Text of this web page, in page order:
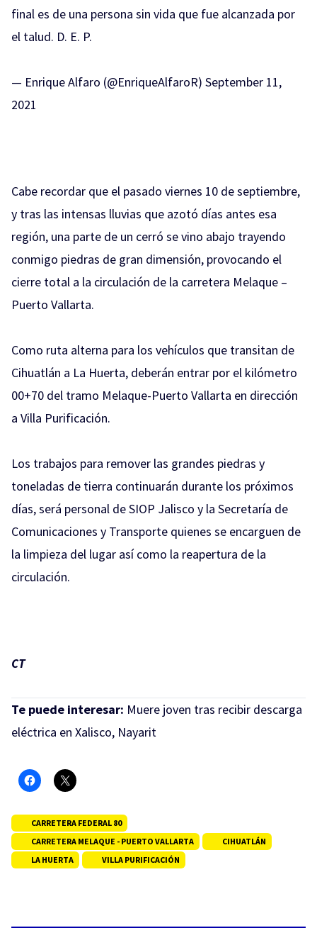
final es de una persona sin vida que fue alcanzada por
el talud. D. E. P.
— Enrique Alfaro (@EnriqueAlfaroR) September 11,
2021
Cabe recordar que el pasado viernes 10 de septiembre,
y tras las intensas lluvias que azotó días antes esa
región, una parte de un cerró se vino abajo trayendo
conmigo piedras de gran dimensión, provocando el
cierre total a la circulación de la carretera Melaque –
Puerto Vallarta.
Como ruta alterna para los vehículos que transitan de
Cihuatlán a La Huerta, deberán entrar por el kilómetro
00+70 del tramo Melaque-Puerto Vallarta en dirección
a Villa Purificación.
Los trabajos para remover las grandes piedras y
toneladas de tierra continuarán durante los próximos
días, será personal de SIOP Jalisco y la Secretaría de
Comunicaciones y Transporte quienes se encarguen de
la limpieza del lugar así como la reapertura de la
circulación.
CT
Te puede interesar: Muere joven tras recibir descarga
eléctrica en Xalisco, Nayarit
CARRETERA FEDERAL 80
CARRETERA MELAQUE - PUERTO VALLARTA
CIHUATLÁN
LA HUERTA
VILLA PURIFICACIÓN